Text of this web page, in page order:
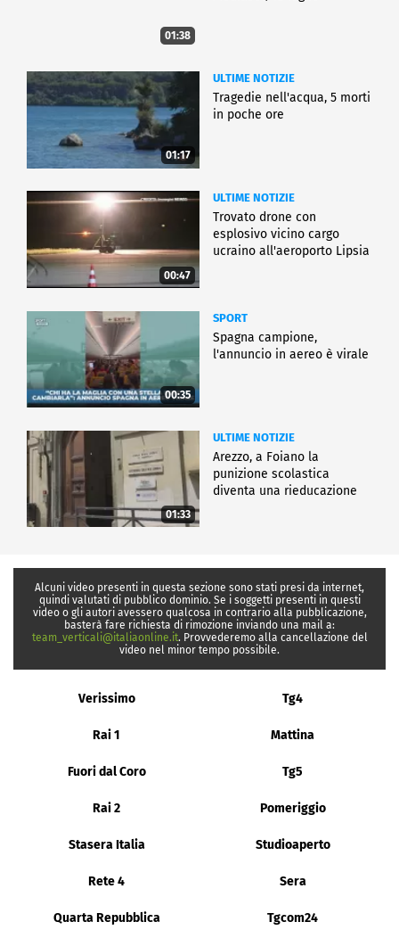
01:38
01:17
ULTIME NOTIZIE
Tragedie nell'acqua, 5 morti
in poche ore
00:47
ULTIME NOTIZIE
Trovato drone con
esplosivo vicino cargo
ucraino all'aeroporto Lipsia
00:35
SPORT
Spagna campione,
l'annuncio in aereo è virale
01:33
ULTIME NOTIZIE
Arezzo, a Foiano la
punizione scolastica
diventa una rieducazione
Alcuni video presenti in questa sezione sono stati presi da internet,
quindi valutati di pubblico dominio. Se i soggetti presenti in questi
video o gli autori avessero qualcosa in contrario alla pubblicazione,
basterà fare richiesta di rimozione inviando una mail a:
team_verticali@italiaonline.it. Provvederemo alla cancellazione del
video nel minor tempo possibile.
Verissimo Tg4
Rai 1 Mattina
Fuori dal Coro Tg5
Rai 2 Pomeriggio
Stasera Italia Studioaperto
Rete 4 Sera
Quarta Repubblica Tgcom24